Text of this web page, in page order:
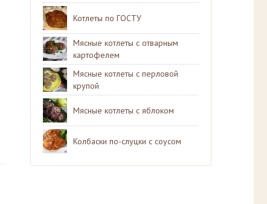
Котлеты по ГОСТУ
Мясные котлеты с отварным
картофелем
Мясные котлеты с перловой
крупой
Мясные котлеты с яблоком
Колбаски по-слуцки с соусом